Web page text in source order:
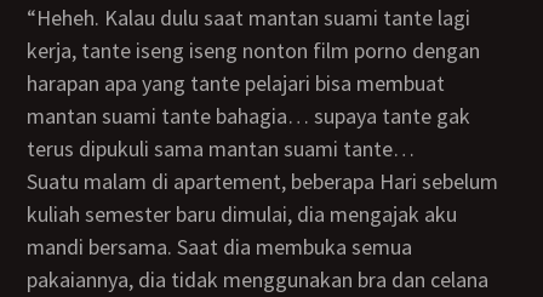
“Heheh. Kalau dulu saat mantan suami tante lagi
kerja, tante iseng iseng nonton film porno dengan
harapan apa yang tante pelajari bisa membuat
mantan suami tante bahagia… supaya tante gak
terus dipukuli sama mantan suami tante…
Suatu malam di apartement, beberapa Hari sebelum
kuliah semester baru dimulai, dia mengajak aku
mandi bersama. Saat dia membuka semua
pakaiannya, dia tidak menggunakan bra dan celana